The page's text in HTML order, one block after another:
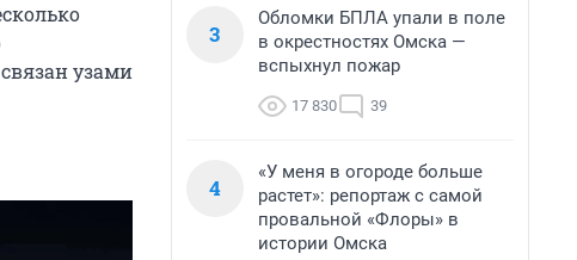
узами
3
Обломки БПЛА упали в поле
в окрестностях Омска —
вспыхнул пожар
17 830 39
4
«У меня в огороде больше
растет»: репортаж с самой
провальной «Флоры» в
истории Омска